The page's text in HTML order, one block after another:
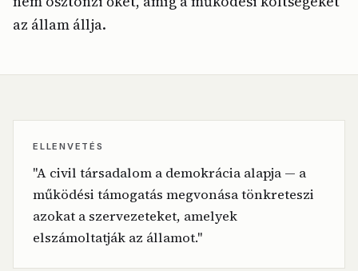
az állam állja.
ELLENVETÉS
"A civil társadalom a demokrácia alapja — a
működési támogatás megvonása tönkreteszi
azokat a szervezeteket, amelyek
elszámoltatják az államot."